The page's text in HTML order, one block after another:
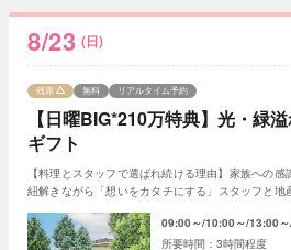
8/23 (日)
【日曜BIG*210万特典】光・緑
ギフト
残席 無料 リアルタイム予約
【料理とスタッフで選ばれ続ける理由】家族への
紐解きながら「想いをカタチにする」スタッフと地
09:00～ 10:00～ 13:00～
3時間程度